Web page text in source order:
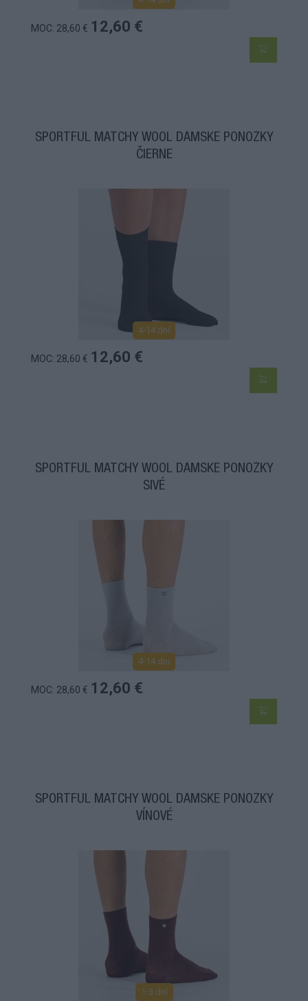
MOC: 28,60 € 12,60 €
SPORTFUL MATCHY WOOL DÁMSKE PONOŽKY
ČIERNE
4-14 dní
MOC: 28,60 € 12,60 €
SPORTFUL MATCHY WOOL DÁMSKE PONOŽKY
SIVÉ
4-14 dní
MOC: 28,60 € 12,60 €
SPORTFUL MATCHY WOOL DÁMSKE PONOŽKY
VÍNOVÉ
1-3 dní